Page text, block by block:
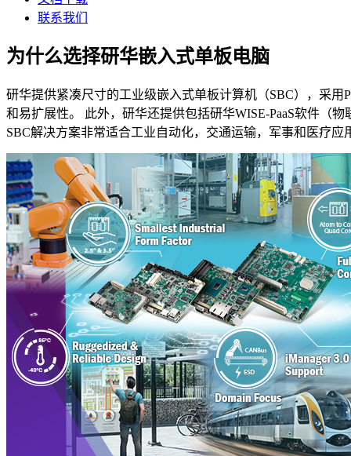
联系我们
为什么选择研华嵌入式单板电脑
研华提供紧凑尺寸的工业级嵌入式单板计算机（SBC），采
和易扩展性。 此外，研华还提供包括研华WISE-PaaS软件（
SBC解决方案非常适合工业自动化，交通运输，军事和医疗应